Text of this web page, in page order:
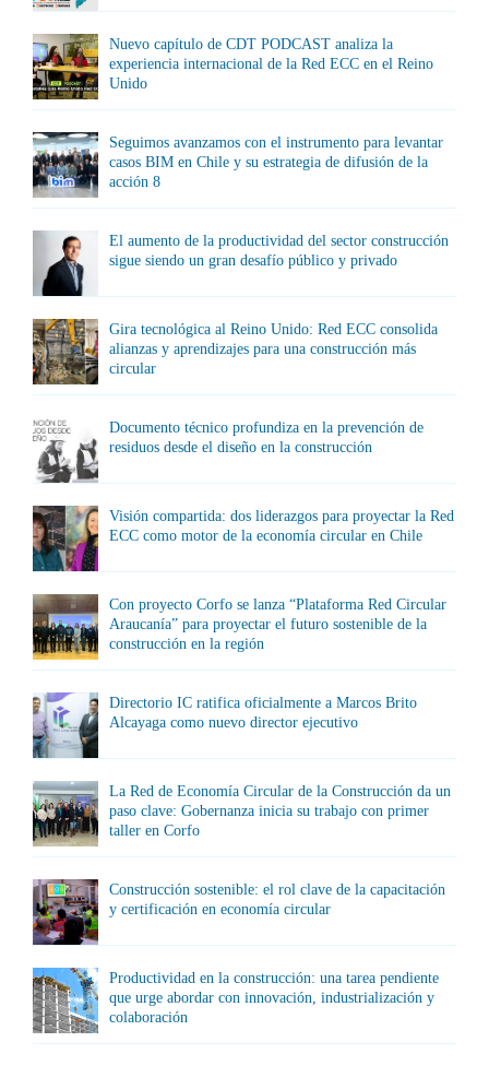
Nuevo capítulo de CDT PODCAST analiza la
experiencia internacional de la Red ECC en el Reino
Unido
Seguimos avanzamos con el instrumento para levantar
casos BIM en Chile y su estrategia de difusión de la
acción 8
El aumento de la productividad del sector construcción
sigue siendo un gran desafío público y privado
Gira tecnológica al Reino Unido: Red ECC consolida
alianzas y aprendizajes para una construcción más
circular
Documento técnico profundiza en la prevención de
residuos desde el diseño en la construcción
Visión compartida: dos liderazgos para proyectar la Red
ECC como motor de la economía circular en Chile
Con proyecto Corfo se lanza “Plataforma Red Circular
Araucanía” para proyectar el futuro sostenible de la
construcción en la región
Directorio IC ratifica oficialmente a Marcos Brito
Alcayaga como nuevo director ejecutivo
La Red de Economía Circular de la Construcción da un
paso clave: Gobernanza inicia su trabajo con primer
taller en Corfo
Construcción sostenible: el rol clave de la capacitación
y certificación en economía circular
Productividad en la construcción: una tarea pendiente
que urge abordar con innovación, industrialización y
colaboración